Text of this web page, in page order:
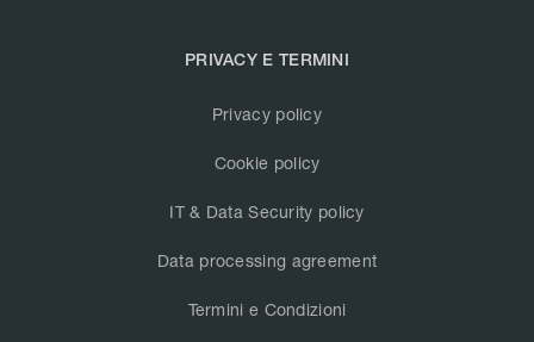
PRIVACY E TERMINI
Privacy policy
Cookie policy
IT & Data Security policy
Data processing agreement
Termini e Condizioni